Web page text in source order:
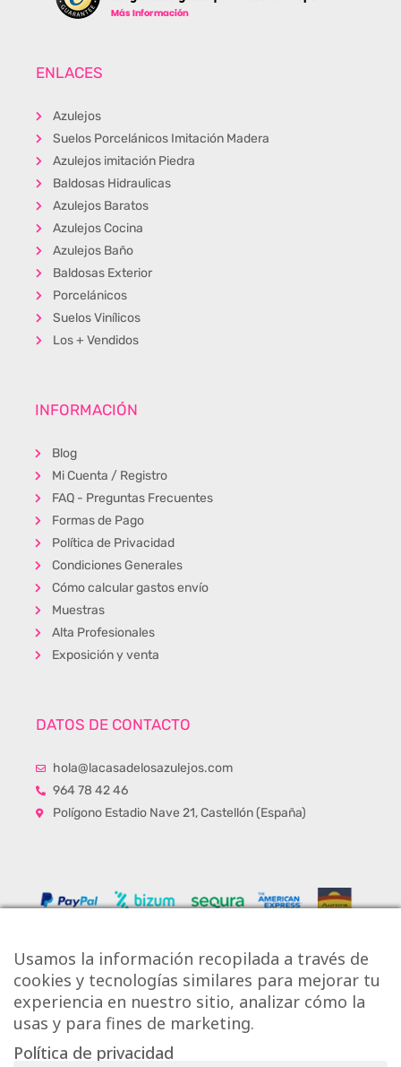
ENLACES
Azulejos
Suelos Porcelánicos Imitación Madera
Azulejos imitación Piedra
Baldosas Hidraulicas
Azulejos Baratos
Azulejos Cocina
Azulejos Baño
Baldosas Exterior
Porcelánicos
Suelos Vinílicos
Los + Vendidos
INFORMACIÓN
Blog
Mi Cuenta / Registro
FAQ - Preguntas Frecuentes
Formas de Pago
Política de Privacidad
Condiciones Generales
Cómo calcular gastos envío
Muestras
Alta Profesionales
Exposición y venta
DATOS DE CONTACTO
hola@lacasadelosazulejos.com
964 78 42 46
Polígono Estadio Nave 21, Castellón (España)
Usamos la información recopilada a través de
cookies y tecnologías similares para mejorar tu
experiencia en nuestro sitio, analizar cómo la
usas y para fines de marketing.
Política de privacidad